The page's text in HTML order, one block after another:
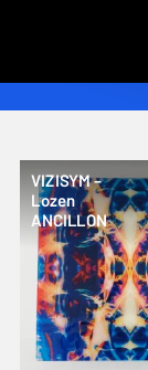
VIZISYM –
Lozen
ANCILLON